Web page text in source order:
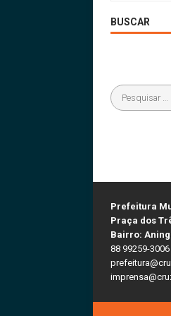
BUSCAR
Prefeitura
Praça dos
Bairro:
88 99259-3006